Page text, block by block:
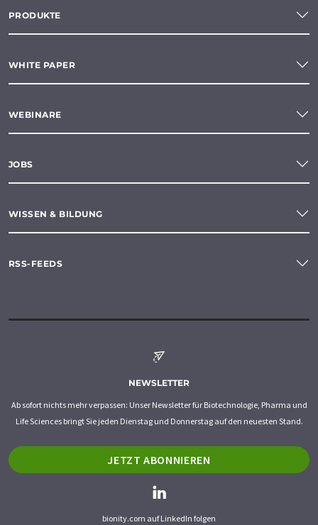
PRODUKTE
WHITE PAPER
WEBINARE
JOBS
WISSEN & BILDUNG
RSS-FEEDS
NEWSLETTER
Ab sofort nichts mehr verpassen: Unser Newsletter für Biotechnologie, Pharma und
Life Sciences bringt Sie jeden Dienstag und Donnerstag auf den neuesten Stand.
JETZT ABONNIEREN
bionity.com auf LinkedIn folgen